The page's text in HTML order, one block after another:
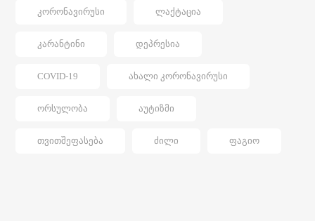
ᲙᲝᲠᲝᲜᲐᲕᲘᲠᲣᲡᲘ ᲚᲐᲥᲢᲐᲪᲘᲐ
ᲙᲐᲠᲐᲜᲢᲘᲜᲘ ᲓᲔᲞᲠᲔᲡᲘᲐ
COVID-19 ᲐᲮᲐᲚᲘ ᲙᲝᲠᲝᲜᲐᲕᲘᲠᲣᲡᲘ
ᲝᲠᲡᲣᲚᲝᲑᲐ ᲐᲣᲢᲘᲖᲛᲘ
ᲗᲕᲘᲗᲨᲔᲤᲐᲡᲔᲑᲐ ᲫᲘᲚᲘ ᲤᲐᲒᲘᲝ